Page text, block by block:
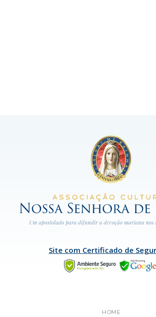
Site com Certificado de
HOME